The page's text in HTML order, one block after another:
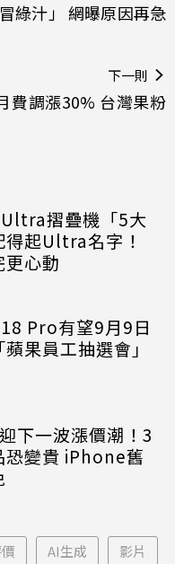
綠汁」 網曝原因再急
下一則
費調漲30% 台灣果粉
摺疊機「5大
得起Ultra名字！
更心動
Pro有望9月9日
果員工抽選會」
下一波漲價潮！3
恐變貴 iPhone舊
AI生成 影片